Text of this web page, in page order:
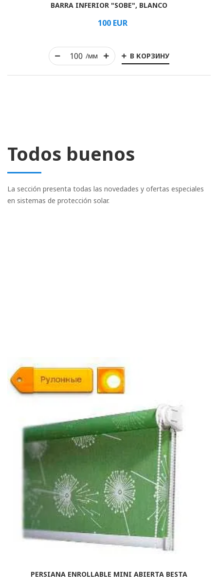
/мм В КОРЗИНУ
BARRA INFERIOR "SOBE", BLANCO
100EUR
Todos buenos
La sección presenta todas las novedades y ofertas especiales
en sistemas de protección solar.
PERSIANA ENROLLABLE MINI ABIERTA BESTA